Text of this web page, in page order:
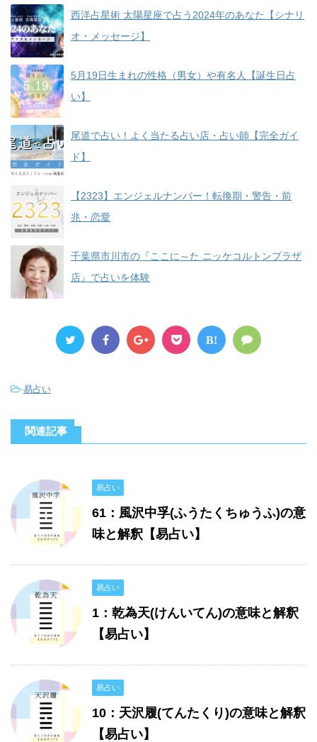
西洋占星術 太陽星座で占う2024年のあなた【シナリ
オ・メッセージ】
5月19日生まれの性格（男女）や有名人【誕生日占
い】
尾道で占い！よく当たる占い店・占い師【完全ガイ
ド】
【2323】エンジェルナンバー！転換期・警告・前
兆・恋愛
千葉県市川市の『ここに～た ニッケコルトンプラザ
店』で占いを体験
B!
-易占い
関連記事
易占い
61：風沢中孚(ふうたくちゅうふ)の意
味と解釈【易占い】
易占い
1：乾為天(けんいてん)の意味と解釈
【易占い】
易占い
10：天沢履(てんたくり)の意味と解釈
【易占い】